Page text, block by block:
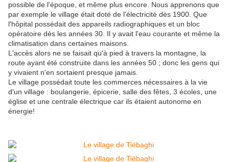
possible de l'époque, et même plus encore. Nous apprenons que
par exemple le village était doté de l'électricité dès 1900. Que
l'hôpital possédait des appareils radiographiques et un bloc
opératoire dès les années 30. Il y avait l'eau courante et même la
climatisation dans certaines maisons.
L'accès alors ne se faisait qu'à pied à travers la montagne, la
route ayant été construite dans les années 50 ; donc les gens qui
y vivaient n'en sortaient presque jamais.
Le village possédait toute les commerces nécessaires à la vie
d'un village : boulangerie, épicerie, salle des fêtes, 3 écoles, une
église et une centrale électrique car ils étaient autonome en
énergie!